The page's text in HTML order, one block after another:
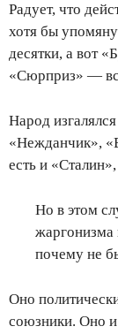
Радует, что
хотя бы
десятки, а вот
«Сюрприз» —
Народ
«Нежданчик»,
есть и
Но в этом
жаргонизма
почему не
Оно
союзники. Оно и